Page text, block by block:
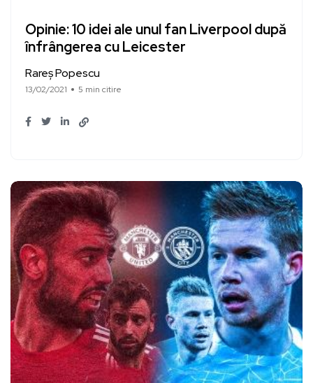
Opinie: 10 idei ale unul fan Liverpool după
înfrângerea cu Leicester
Rareș Popescu
13/02/2021 5 min citire